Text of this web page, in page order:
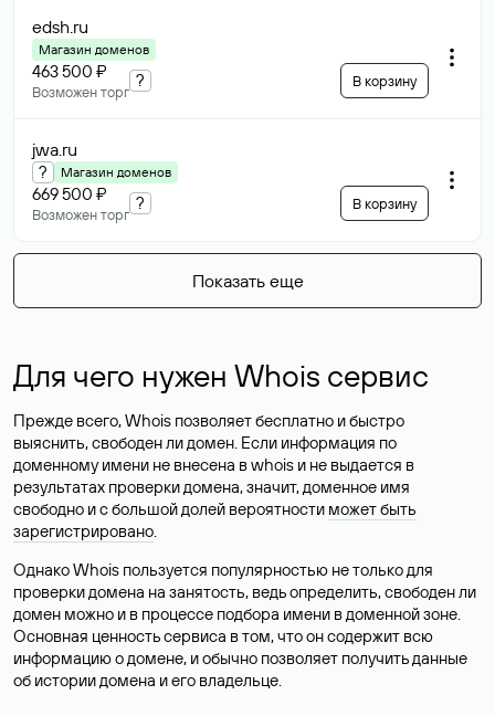
edsh.ru
Магазин доменов
463 500 ₽
Возможен торг
? В корзину
jwa.ru
? Магазин доменов
669 500 ₽
Возможен торг
? В корзину
Показать еще
Для чего нужен Whois сервис
Прежде всего, Whois позволяет бесплатно и быстро
выяснить, свободен ли домен. Если информация по
доменному имени не внесена в whois и не выдается в
результатах проверки домена, значит, доменное имя
свободно и с большой долей вероятности может быть
зарегистрировано.
Однако Whois пользуется популярностью не только для
проверки домена на занятость, ведь определить, свободен ли
домен можно и в процессе подбора имени в доменной зоне.
Основная ценность сервиса в том, что он содержит всю
информацию о домене, и обычно позволяет получить данные
об истории домена и его владельце.